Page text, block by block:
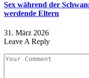
Sex während der
werdende Eltern
31. März 2026
Leave A Reply